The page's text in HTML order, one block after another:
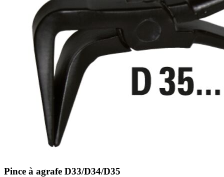
Pince à agrafe D33/D34/D35